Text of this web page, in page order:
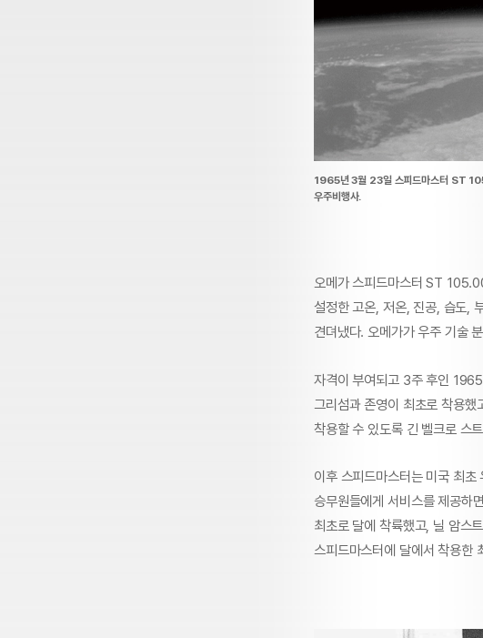
1965년 3월 23일 스피드마스터 ST
우주비행사.
오메가 스피드마스터 ST
설정한 고온, 저온, 진공, 습도,
견뎌냈다. 오메가가 우주 기술
자격이 부여되고 3주 후인
그리섬과 존영이 최초로 착용
착용할 수 있도록 긴 벨크로 스
이후 스피드마스터는 미국 최
승무원들에게 서비스를 제공하
최초로 달에 착륙했고, 닐 암스
스피드마스터에 달에서 착용한